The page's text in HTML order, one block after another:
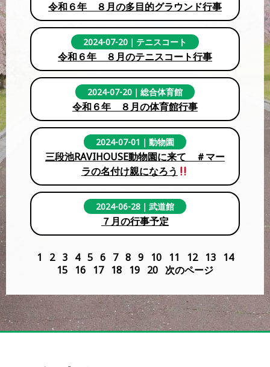
令和６年 ８月の多目的グラウンド行事
2024-07-20 ｜ テニスコート
令和６年 ８月のテニスコート行事
2024-07-20 ｜ 総合体育館
令和６年 ８月の体育館行事
2024-07-01 ｜ 動物園
三段池RAVIHOUSE動物園に来て ＃マー
ラの名付け親になろう
2024-06-28 ｜ 武道館
７月の行事予定
1 2 3 4 5 6 7 8 9 10 11 12 13
14
15 16 17 18 19 20 次のページ